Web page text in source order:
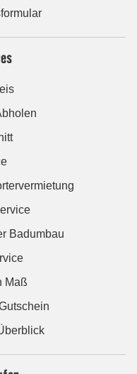
Badumbau
Maß